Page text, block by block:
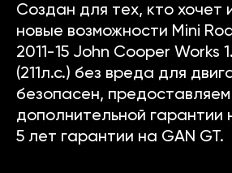
Создан для тех, кто хочет
новые возможности Mini
2011-15 John Cooper Works
(211л.с.) без вреда для
безопасен,
дополнительной гарантии
5 лет гарантии на GAN GT.